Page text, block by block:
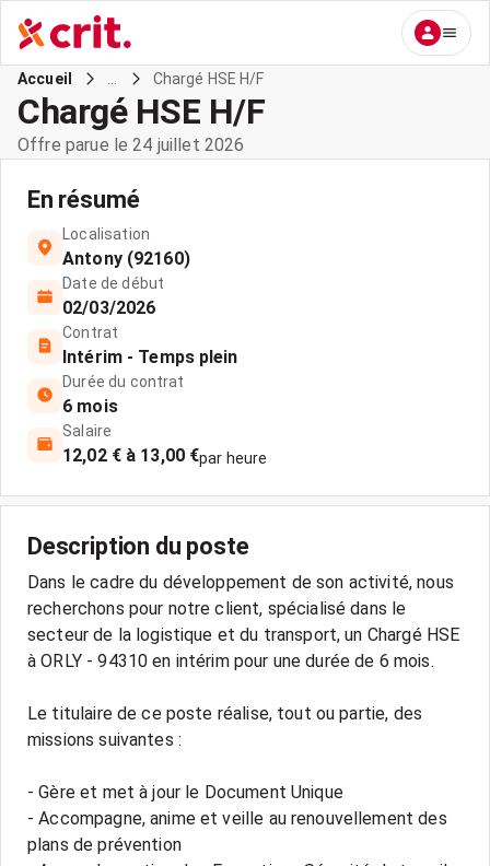
Accueil Chargé HSE H/F
Chargé HSE H/F
Offre parue le 24 juillet 2026
En résumé
Localisation
Antony (92160)
Date de début
02/03/2026
Contrat
Intérim - Temps plein
Durée du contrat
6 mois
Salaire
12,02 € à 13,00 €par heure
Description du poste
Dans le cadre du développement de son activité, nous
recherchons pour notre client, spécialisé dans le
secteur de la logistique et du transport, un Chargé HSE
à ORLY - 94310 en intérim pour une durée de 6 mois.
Le titulaire de ce poste réalise, tout ou partie, des
missions suivantes :
- Gère et met à jour le Document Unique
- Accompagne, anime et veille au renouvellement des
plans de prévention